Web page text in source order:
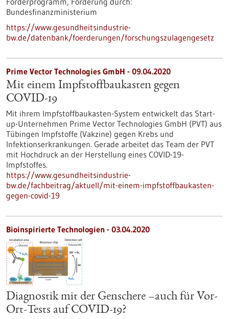
Bundesfinanzministerium
https://www.gesundheitsindustrie-
bw.de/datenbank/foerderungen/forschungszulagengesetz
Prime Vector Technologies GmbH - 09.04.2020
Mit einem Impfstoffbaukasten gegen
COVID-19
Mit ihrem Impfstoffbaukasten-System entwickelt das Start-
up-Unternehmen Prime Vector Technologies GmbH (PVT) aus
Tübingen Impfstoffe (Vakzine) gegen Krebs und
Infektionserkrankungen. Gerade arbeitet das Team der PVT
mit Hochdruck an der Herstellung eines COVID-19-
Impfstoffes.
https://www.gesundheitsindustrie-
bw.de/fachbeitrag/aktuell/mit-einem-impfstoffbaukasten-
gegen-covid-19
Bioinspirierte Technologien - 03.04.2020
Diagnostik mit der Genschere –auch für Vor-
Ort-Tests auf COVID-19?